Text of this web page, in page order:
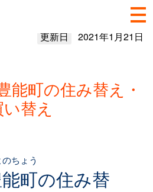
更新日 2021年1月21日
能町の住み替え・
替え
町
のちょう
の住み替